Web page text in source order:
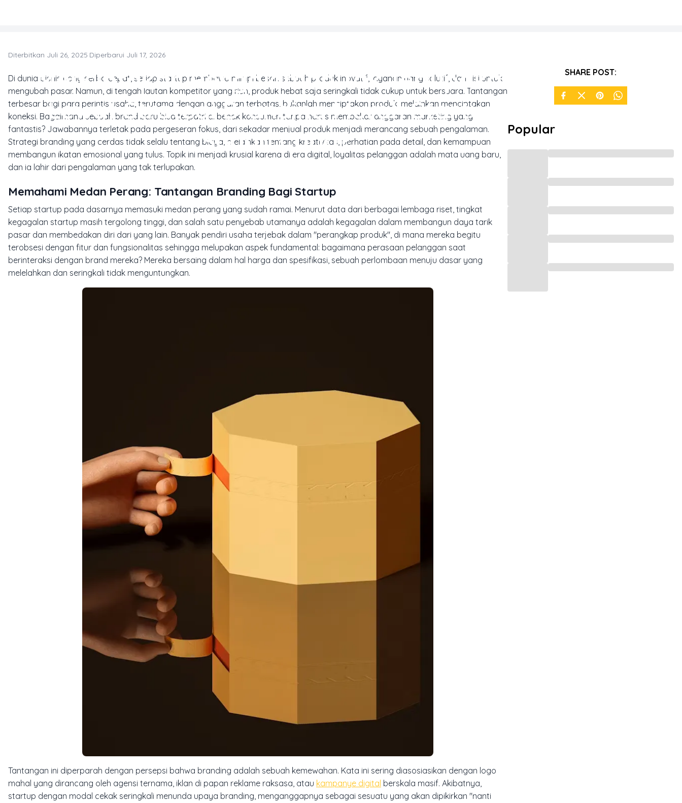
Menciptakan Pengalaman Tak Terlupakan
Lewat Strategi Branding Murah Startup,
Sudah Coba?
Diterbitkan Juli 26, 2025·Diperbarui Juli 17, 2026
Di dunia bisnis yang serba cepat, setiap startup membawa mimpi besar: sebuah produk inovatif, layanan yang solutif, dan visi untuk
mengubah pasar. Namun, di tengah lautan kompetitor yang riuh, produk hebat saja seringkali tidak cukup untuk bersuara. Tantangan
terbesar bagi para perintis usaha, terutama dengan anggaran terbatas, bukanlah menciptakan produk, melainkan menciptakan
koneksi. Bagaimana sebuah brand baru bisa terpatri di benak konsumen tanpa harus membakar anggaran marketing yang
fantastis? Jawabannya terletak pada pergeseran fokus, dari sekadar menjual produk menjadi merancang sebuah pengalaman.
Strategi branding yang cerdas tidak selalu tentang biaya, melainkan tentang kreativitas, perhatian pada detail, dan kemampuan
membangun ikatan emosional yang tulus. Topik ini menjadi krusial karena di era digital, loyalitas pelanggan adalah mata uang baru,
dan ia lahir dari pengalaman yang tak terlupakan.
Memahami Medan Perang: Tantangan Branding Bagi Startup
Setiap startup pada dasarnya memasuki medan perang yang sudah ramai. Menurut data dari berbagai lembaga riset, tingkat
kegagalan startup masih tergolong tinggi, dan salah satu penyebab utamanya adalah kegagalan dalam membangun daya tarik
pasar dan membedakan diri dari yang lain. Banyak pendiri usaha terjebak dalam "perangkap produk", di mana mereka begitu
terobsesi dengan fitur dan fungsionalitas sehingga melupakan aspek fundamental: bagaimana perasaan pelanggan saat
berinteraksi dengan brand mereka? Mereka bersaing dalam hal harga dan spesifikasi, sebuah perlombaan menuju dasar yang
melelahkan dan seringkali tidak menguntungkan.
Tantangan ini diperparah dengan persepsi bahwa branding adalah sebuah kemewahan. Kata ini sering diasosiasikan dengan logo
mahal yang dirancang oleh agensi ternama, iklan di papan reklame raksasa, atau kampanye digital berskala masif. Akibatnya,
startup dengan modal cekak seringkali menunda upaya branding, menganggapnya sebagai sesuatu yang akan dipikirkan "nanti
SHARE POST:
Popular